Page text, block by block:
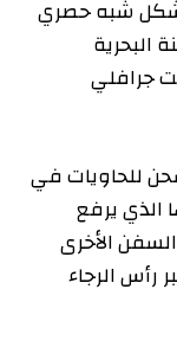
شبه حصري
البحرية
جرافلي
للحاويات في
الذي يرفع
الأخرى
رأس الرجاء